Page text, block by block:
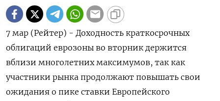
7 мар (Рейтер) - Доходность краткосрочных
облигаций еврозоны во вторник держится
вблизи многолетних максимумов, так как
участники рынка продолжают повышать свои
ожидания о пике ставки Европейского